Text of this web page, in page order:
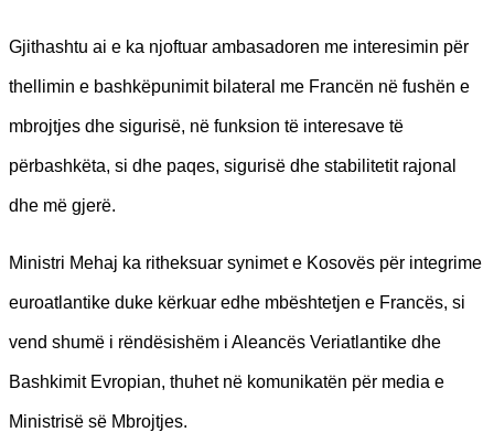
Gjithashtu ai e ka njoftuar ambasadoren me interesimin për
thellimin e bashkëpunimit bilateral me Francën në fushën e
mbrojtjes dhe sigurisë, në funksion të interesave të
përbashkëta, si dhe paqes, sigurisë dhe stabilitetit rajonal
dhe më gjerë.
Ministri Mehaj ka ritheksuar synimet e Kosovës për integrime
euroatlantike duke kërkuar edhe mbështetjen e Francës, si
vend shumë i rëndësishëm i Aleancës Veriatlantike dhe
Bashkimit Evropian, thuhet në komunikatën për media e
Ministrisë së Mbrojtjes.